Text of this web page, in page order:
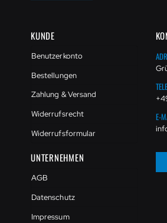
KUNDE
Benutzerkonto
Bestellungen
Zahlung & Versand
Widerrufsrecht
Widerrufsformular
UNTERNEHMEN
AGB
Datenschutz
Impressum
E-